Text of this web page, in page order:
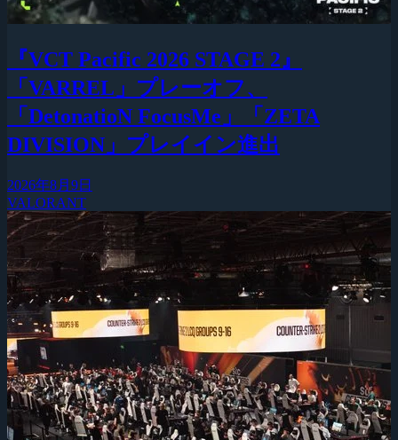
『VCT Pacific 2026 STAGE 2』
「VARREL」プレーオフ、
「DetonatioN FocusMe」「ZETA
DIVISION」プレイイン進出
2026年8月9日
VALORANT